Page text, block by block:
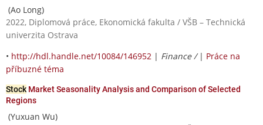
(Ao Long)
2022, Diplomová práce, Ekonomická fakulta / VŠB – Technická
univerzita Ostrava
• http://hdl.handle.net/10084/146952 | Finance / | Práce na
příbuzné téma
Stock Market Seasonality Analysis and Comparison of Selected
Regions
(Yuxuan Wu)